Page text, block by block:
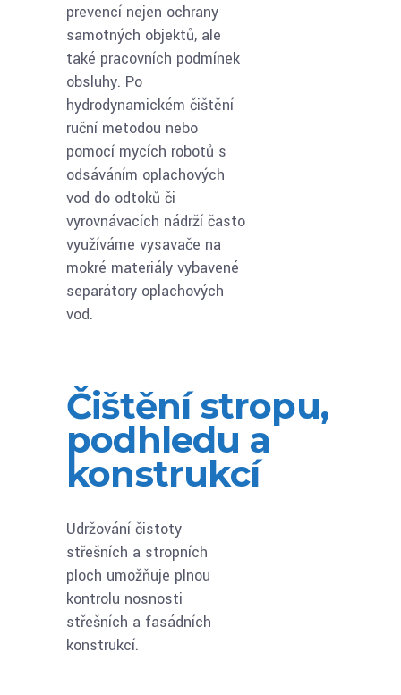
prevencí nejen ochrany
samotných objektů, ale
také pracovních podmínek
obsluhy. Po
hydrodynamickém čištění
ruční metodou nebo
pomocí mycích robotů s
odsáváním oplachových
vod do odtoků či
vyrovnávacích nádrží často
využíváme vysavače na
mokré materiály vybavené
separátory oplachových
vod.
Čištění stropu,
podhledu a
konstrukcí
Udržování čistoty
střešních a stropních
ploch umožňuje plnou
kontrolu nosnosti
střešních a fasádních
konstrukcí.